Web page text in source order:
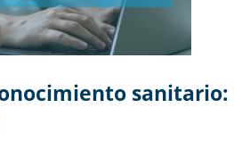
sanitario: